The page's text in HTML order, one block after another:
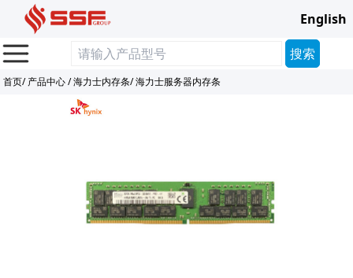
English
首页/产品中心/海力士内存条/海力士服务器内存条